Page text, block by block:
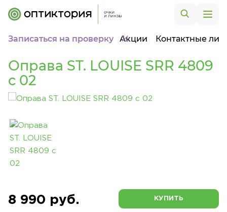
Записаться на проверку Акции Контактные
Оправа ST. LOUISE SRR 4809
c 02
8 990 руб. КУПИТЬ